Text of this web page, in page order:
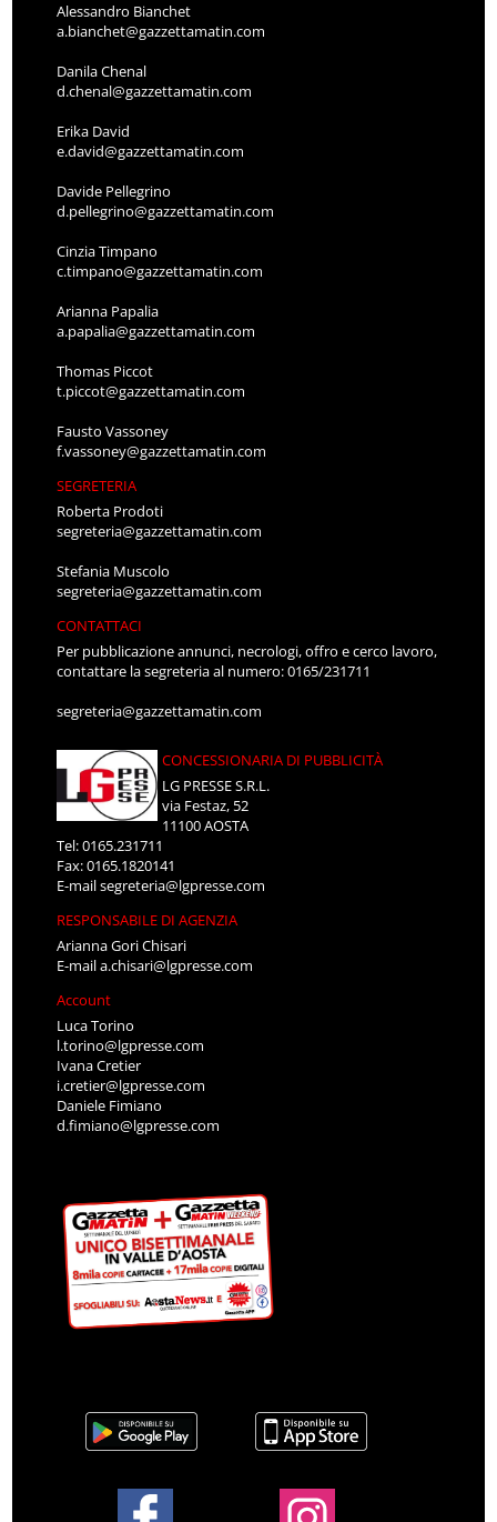
Alessandro Bianchet
a.bianchet@gazzettamatin.com
Danila Chenal
d.chenal@gazzettamatin.com
Erika David
e.david@gazzettamatin.com
Davide Pellegrino
d.pellegrino@gazzettamatin.com
Cinzia Timpano
c.timpano@gazzettamatin.com
Arianna Papalia
a.papalia@gazzettamatin.com
Thomas Piccot
t.piccot@gazzettamatin.com
Fausto Vassoney
f.vassoney@gazzettamatin.com
SEGRETERIA
Roberta Prodoti
segreteria@gazzettamatin.com
Stefania Muscolo
segreteria@gazzettamatin.com
CONTATTACI
Per pubblicazione annunci, necrologi, offro e cerco lavoro,
contattare la segreteria al numero: 0165/231711
segreteria@gazzettamatin.com
CONCESSIONARIA DI PUBBLICITÀ
LG PRESSE S.R.L.
via Festaz, 52
11100 AOSTA
Tel: 0165.231711
Fax: 0165.1820141
E-mailsegreteria@lgpresse.com
RESPONSABILE DI AGENZIA
Arianna Gori Chisari
E-maila.chisari@lgpresse.com
Account
Luca Torino
l.torino@lgpresse.com
Ivana Cretier
i.cretier@lgpresse.com
Daniele Fimiano
d.fimiano@lgpresse.com